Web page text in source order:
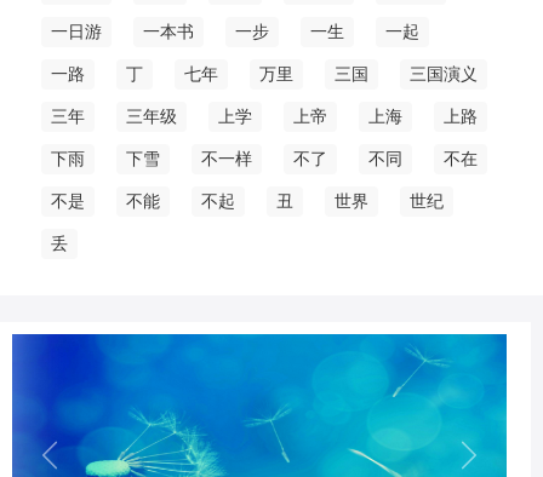
一日游 一本书 一步 一生 一起
一路 丁 七年 万里 三国 三国演义
三年 三年级 上学 上帝 上海 上路
下雨 下雪 不一样 不了 不同 不在
不是 不能 不起 丑 世界 世纪
丢